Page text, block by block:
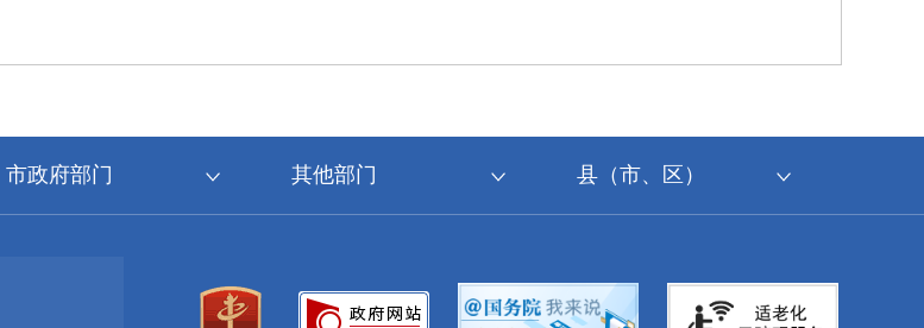
市政府部门 其他部门 县（市、区）